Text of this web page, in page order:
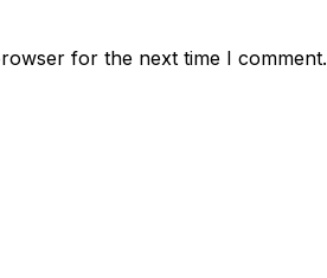
for the next time I comment.